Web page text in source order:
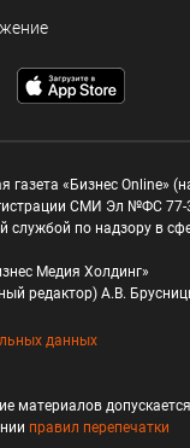
газета «Бизнес Online»
СМИ Эл №ФС 77-
службой по надзору в
Медия Холдинг»
редактор) А.В.
данных
материалов допускается
правил перепечатки